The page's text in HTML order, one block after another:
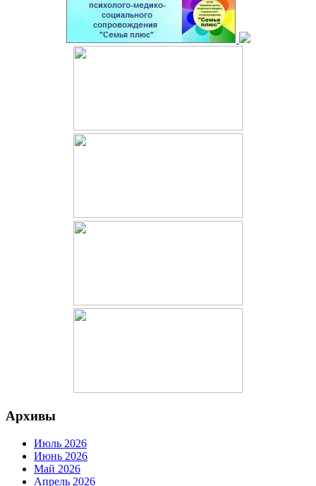
Архивы
Июль 2026
Июнь 2026
Май 2026
Апрель 2026